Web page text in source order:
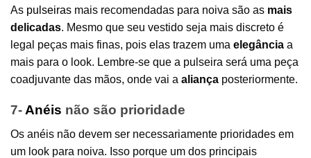
As pulseiras mais recomendadas para noiva são as mais
delicadas. Mesmo que seu vestido seja mais discreto é
legal peças mais finas, pois elas trazem uma elegância a
mais para o look. Lembre-se que a pulseira será uma peça
coadjuvante das mãos, onde vai a aliança posteriormente.
7-Anéis não são prioridade
Os anéis não devem ser necessariamente prioridades em
um look para noiva. Isso porque um dos principais